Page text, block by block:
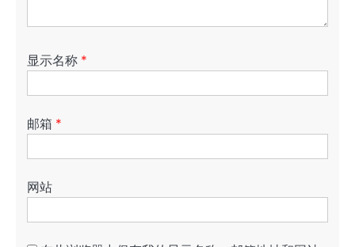
显示名称 *
邮箱 *
网站